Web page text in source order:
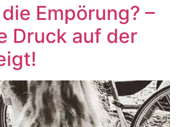
Empörung? –
Druck auf der